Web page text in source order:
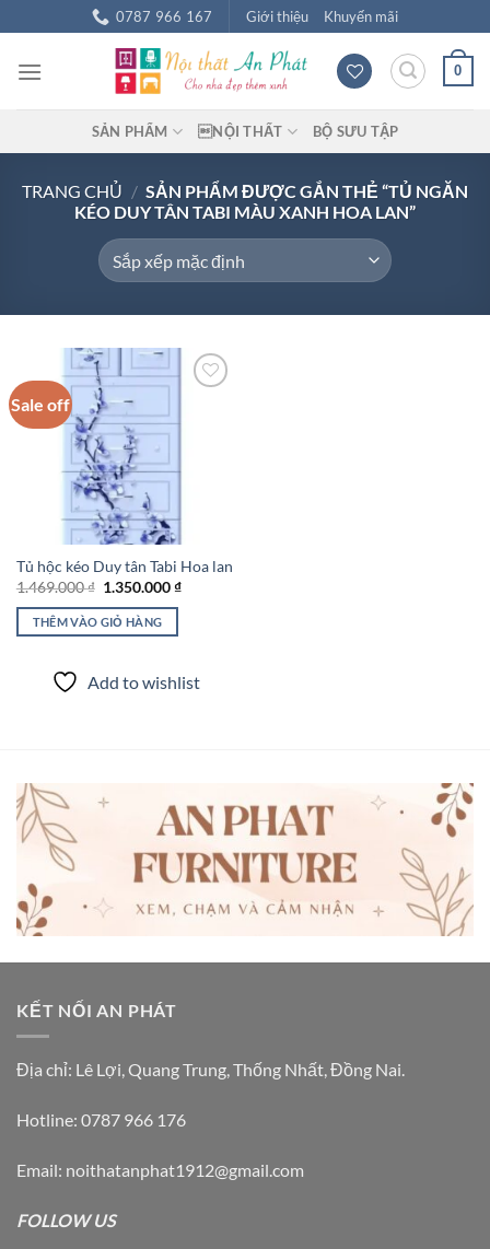
đến
nội
0787 966 167 Giới thiệu Khuyến mãi
0
SẢN PHẨM NỘI THẤT BỘ SƯU TẬP
TRANG CHỦ / SẢN PHẨM ĐƯỢC GẮN THẺ “TỦ NGĂN
KÉO DUY TÂN TABI MÀU XANH HOA LAN”
Sale off
Tủ hộc kéo Duy tân Tabi Hoa lan
1.469.000₫ Giá
là:
1.469.000 ₫.
1.350.000₫Giá
THÊM VÀO GIỎ HÀNG
Add to wishlist
KẾT NỐI AN PHÁT
Địa chỉ: Lê Lợi, Quang Trung, Thống Nhất, Đồng Nai.
Hotline: 0787 966 176
Email: noithatanphat1912@gmail.com
FOLLOW US